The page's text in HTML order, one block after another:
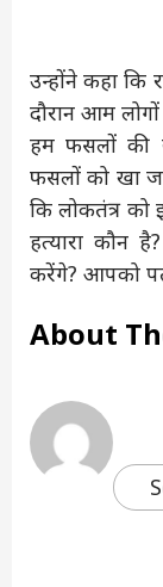
उन्होंने कहा कि
दौरान आम
हम फसलों की
फसलों को खा
कि लोकतंत्र को
हत्यारा कौन
करेंगे? आपको
About